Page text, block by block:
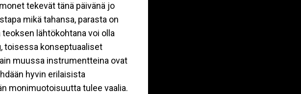
tekevät tänä päivänä jo
mikä tahansa, parasta on
lähtökohtana voi olla
toisessa konseptuaaliset
muussa instrumentteina ovat
hyvin erilaisista
monimuotoisuutta tulee vaalia.